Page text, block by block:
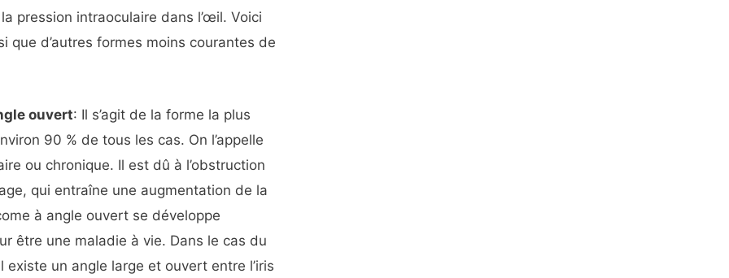
pression intraoculaire dans l’œil. Voici
que d’autres formes moins courantes de
ouvert: Il s’agit de la forme la plus
90 % de tous les cas. On l’appelle
ou chronique. Il est dû à l’obstruction
qui entraîne une augmentation de la
à angle ouvert se développe
être une maladie à vie. Dans le cas du
un angle large et ouvert entre l’iris